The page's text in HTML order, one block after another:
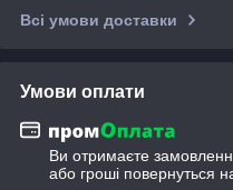
Всі умови доставки
Умови оплати
Ви отримаєте
або гроші повернуться